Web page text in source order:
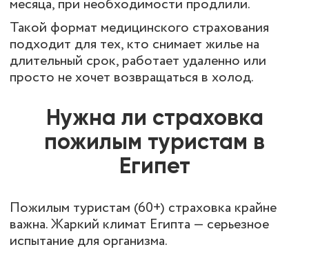
месяца, при необходимости продлили.
Такой формат медицинского страхования
подходит для тех, кто снимает жилье на
длительный срок, работает удаленно или
просто не хочет возвращаться в холод.
Нужна ли страховка
пожилым туристам в
Египет
Пожилым туристам (60+) страховка крайне
важна. Жаркий климат Египта — серьезное
испытание для организма.